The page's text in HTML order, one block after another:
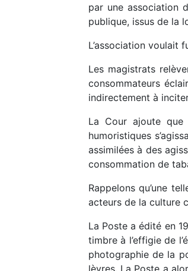
par une association
publique, issus de la
L’association voulait
Les magistrats
consommateurs
indirectement à
La Cour ajoute que
humoristiques
assimilées à des
consommation de
Rappelons qu’une
acteurs de la culture
La Poste a édité en
timbre à l’effigie de
photographie de la
lèvres. La Poste a